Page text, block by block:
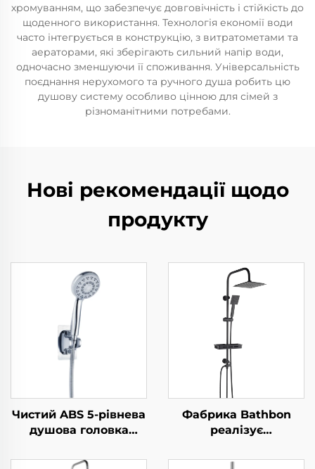
хромуванням, що забезпечує довговічність і стійкість до
щоденного використання. Технологія економії води
часто інтегрується в конструкцію, з витратометами та
аераторами, які зберігають сильний напір води,
одночасно зменшуючи її споживання. Універсальність
поєднання нерухомого та ручного душа робить цю
душову систему особливо цінною для сімей з
різноманітними потребами.
Нові рекомендації щодо
продукту
Чистий ABS 5-рівнева
душова головка
електрохромуванням,
Фабрика Bathbon
реалізує
Нержавіючий